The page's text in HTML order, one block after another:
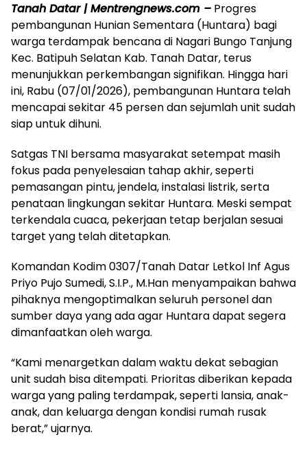
Tanah Datar | Mentrengnews.com – Progres
pembangunan Hunian Sementara (Huntara) bagi
warga terdampak bencana di Nagari Bungo Tanjung
Kec. Batipuh Selatan Kab. Tanah Datar, terus
menunjukkan perkembangan signifikan. Hingga hari
ini, Rabu (07/01/2026), pembangunan Huntara telah
mencapai sekitar 45 persen dan sejumlah unit sudah
siap untuk dihuni.
Satgas TNI bersama masyarakat setempat masih
fokus pada penyelesaian tahap akhir, seperti
pemasangan pintu, jendela, instalasi listrik, serta
penataan lingkungan sekitar Huntara. Meski sempat
terkendala cuaca, pekerjaan tetap berjalan sesuai
target yang telah ditetapkan.
Komandan Kodim 0307/Tanah Datar Letkol Inf Agus
Priyo Pujo Sumedi, S.I.P., M.Han menyampaikan bahwa
pihaknya mengoptimalkan seluruh personel dan
sumber daya yang ada agar Huntara dapat segera
dimanfaatkan oleh warga.
“Kami menargetkan dalam waktu dekat sebagian
unit sudah bisa ditempati. Prioritas diberikan kepada
warga yang paling terdampak, seperti lansia, anak-
anak, dan keluarga dengan kondisi rumah rusak
berat,” ujarnya.